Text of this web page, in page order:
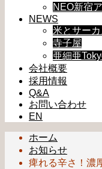
NEO新宿
NEWS
米とサーカ
寺子屋
亜細亜
会社概要
採用情報
Q&A
お問い合わせ
EN
ホーム
お知らせ
痺れる辛さ！濃